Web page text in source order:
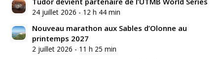
24 juillet 2026 - 12 h 44 min
Nouveau marathon aux Sables d’Olonne au
printemps 2027
2 juillet 2026 - 11 h 25 min